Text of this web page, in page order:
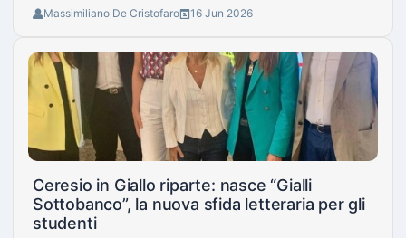
Massimiliano De Cristofaro 16 Jun 2026
Ceresio in Giallo riparte: nasce “Gialli
Sottobanco”, la nuova sfida letteraria per gli
studenti